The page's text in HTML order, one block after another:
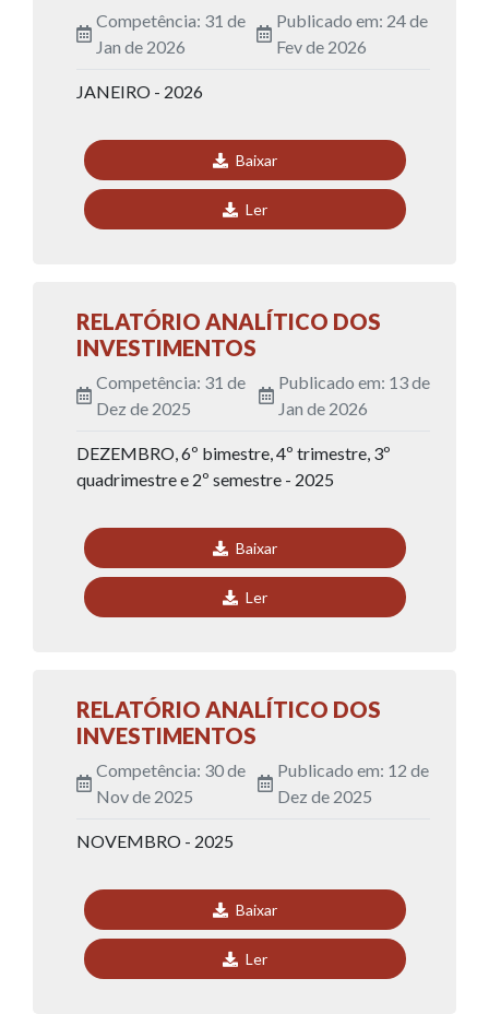
Competência: 31 de
Jan de 2026
Publicado em: 24 de
Fev de 2026
JANEIRO - 2026
Baixar
Ler
RELATÓRIO ANALÍTICO DOS
INVESTIMENTOS
Competência: 31 de
Dez de 2025
Publicado em: 13 de
Jan de 2026
DEZEMBRO, 6º bimestre, 4º trimestre, 3º
quadrimestre e 2º semestre - 2025
Baixar
Ler
RELATÓRIO ANALÍTICO DOS
INVESTIMENTOS
Competência: 30 de
Nov de 2025
Publicado em: 12 de
Dez de 2025
NOVEMBRO - 2025
Baixar
Ler